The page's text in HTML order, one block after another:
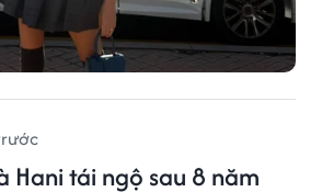
Hani tái ngộ sau 8 năm